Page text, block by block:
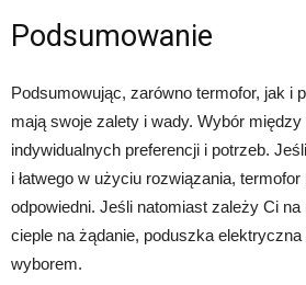
Podsumowanie
Podsumowując, zarówno termofor, jak i
mają swoje zalety i wady. Wybór
indywidualnych preferencji i potrzeb.
i łatwego w użyciu rozwiązania,
odpowiedni. Jeśli natomiast zależy Ci
cieple na żądanie, poduszka
wyborem.